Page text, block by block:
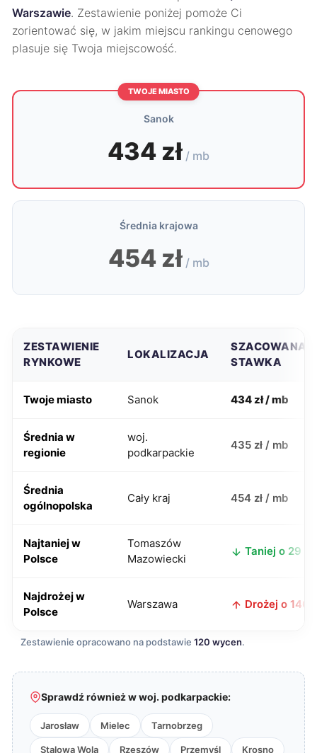
Warszawie. Zestawienie poniżej pomoże Ci
zorientować się, w jakim miejscu rankingu cenowego
plasuje się Twoja miejscowość.
TWOJE MIASTO
Sanok
434 zł / mb
Średnia krajowa
454 zł / mb
ZESTAWIENIE
RYNKOWE
LOKALIZACJA
SZACOWANA
STAWKA
Twoje miasto Sanok 434 zł / mb
Średnia w
regionie
woj.
podkarpackie
435 zł / mb
Średnia
ogólnopolska
Cały kraj 454 zł / mb
Najtaniej w
Polsce
Tomaszów
Mazowiecki
Taniej o 29 zł
Najdrożej w
Polsce
Warszawa Drożej o 146
Zestawienie opracowano na podstawie 120 wycen.
Sprawdź również w woj. podkarpackie:
Jarosław Mielec Tarnobrzeg
Stalowa Wola Rzeszów Przemyśl Krosno